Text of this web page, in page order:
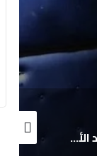
الحكومة تحدد الأولويات الكبرى لمشروع قانون مالية 2027
08-06